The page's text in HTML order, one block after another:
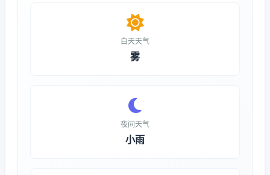
白天天气
雾
夜间天气
小雨